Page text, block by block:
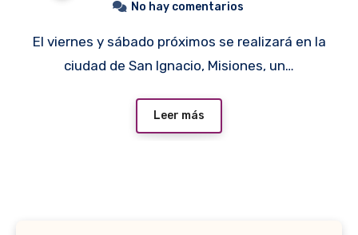
No hay comentarios
El viernes y sábado próximos se realizará en la
ciudad de San Ignacio, Misiones, un…
Leer más